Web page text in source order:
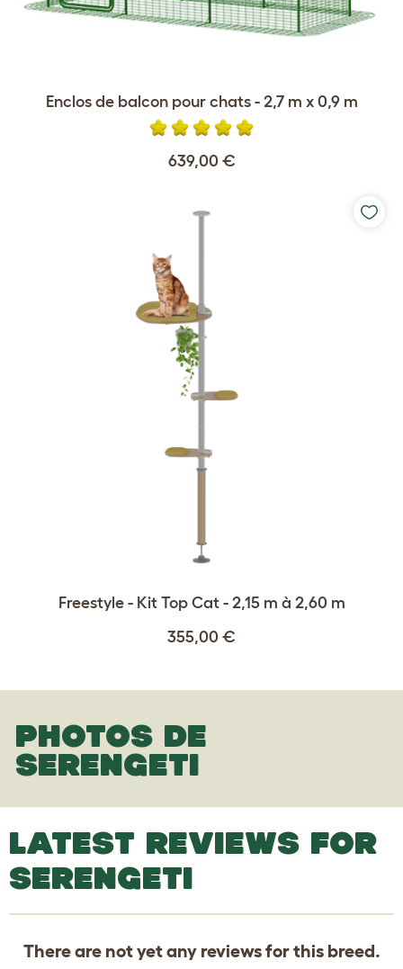
Enclos de balcon pour chats - 2,7 m x 0,9 m
639,00 €
Freestyle - Kit Top Cat - 2,15 m à 2,60 m
355,00 €
PHOTOS DE
SERENGETI
LATEST REVIEWS FOR
SERENGETI
There are not yet any reviews for this breed.